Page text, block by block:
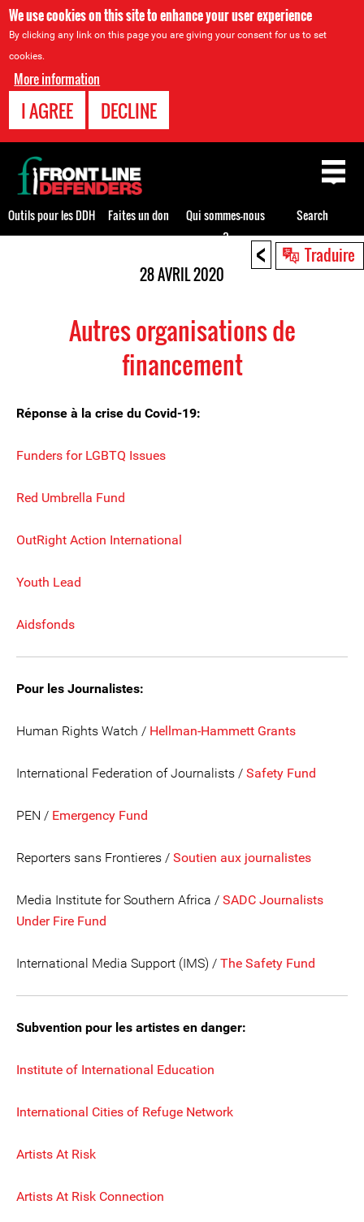
We use cookies on this site to enhance your user experience
By clicking any link on this page you are giving your consent for us to set
cookies.
More information
I AGREE DECLINE
< Traduire
28 AVRIL 2020
Autres organisations de
financement
Réponse à la crise du Covid-19:
Funders for LGBTQ Issues
Red Umbrella Fund
OutRight Action International
Youth Lead
Aidsfonds
Pour les Journalistes:
Human Rights Watch / Hellman-Hammett Grants
International Federation of Journalists / Safety Fund
PEN / Emergency Fund
Reporters sans Frontieres / Soutien aux journalistes
Media Institute for Southern Africa / SADC Journalists
Under Fire Fund
International Media Support (IMS) / The Safety Fund
Subvention pour les artistes en danger:
Institute of International Education
International Cities of Refuge Network
Artists At Risk
Artists At Risk Connection
Back
to
top
Outils pour les DDH Faites un don
Qui sommes-nous
?
Search